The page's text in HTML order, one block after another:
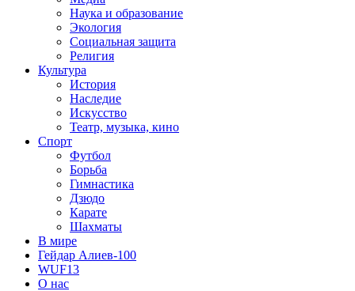
Наука и образование
Экология
Социальная защита
Религия
Культура
История
Наследие
Искусство
Театр, музыка, кино
Спорт
Футбол
Борьба
Гимнастика
Дзюдо
Карате
Шахматы
В мире
Гейдар Алиев-100
WUF13
О нас